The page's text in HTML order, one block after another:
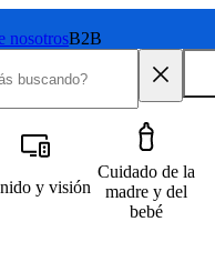
nosotrosB2B
y visión
Cuidado de la
madre y del
bebé